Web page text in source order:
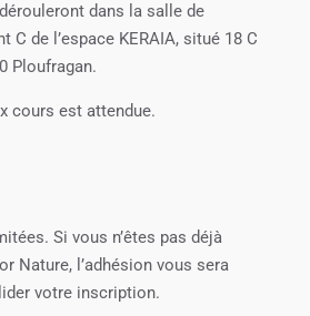
dans la salle de
C de l’espace KERAIA, situé 18 C
Ploufragan.
cours est attendue.
Si vous n’êtes pas déjà
Nature, l’adhésion vous sera
votre inscription.